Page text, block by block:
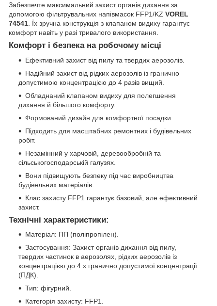
Забезпечте максимальний захист органів дихання за
допомогою фільтрувальних напівмасок FFP1/KZ VOREL
74541 . Їх зручна конструкція з клапаном видиху гарантує
комфорт навіть у разі тривалого використання.
Комфорт і безпека на робочому місці
Ефективний захист від пилу та твердих аерозолів.
Надійний захист від рідких аерозолів із гранично
допустимою концентрацією до 4 разів вищий.
Обладнаний клапаном видиху для полегшення
дихання й більшого комфорту.
Формований дизайн для комфортної посадки
Підходить для масштабних ремонтних і будівельних
робіт.
Незамінний у харчовій, деревообробній та
сільськогосподарській галузях.
Вони підвищують безпеку під час виробництва
будівельних матеріалів.
Клас захисту FFP1 гарантує базовий, але ефективний
захист.
Технічні характеристики:
Матеріал: ПП (поліпропілен).
Застосування: Захист органів дихання від пилу,
твердих частинок в аерозолях, рідких аерозолів із
концентрацією до 4 x гранично допустимої концентрації
(ПДК).
Тип: фігурний.
Категорія захисту: FFP1.